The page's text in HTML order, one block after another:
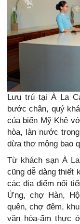
Lưu trú tại À La
bước chân, quý
của biển Mỹ Khê
hòa, làn nước
dừa thơ mộng bao
Từ khách sạn À
cũng dễ dàng thiết
các địa điểm nổi
Ứng, chợ Hàn,
quên, chợ đêm,
văn hóa-ẩm thực